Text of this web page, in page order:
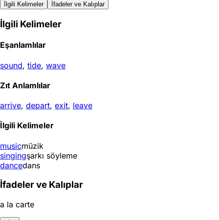
İlgili Kelimeler İfadeler ve Kalıplar
İlgili Kelimeler
Eşanlamlılar
sound, tide, wave
Zıt Anlamlılar
arrive, depart, exit, leave
İlgili Kelimeler
musicmüzik
singingşarkı söyleme
dancedans
İfadeler ve Kalıplar
a la carte